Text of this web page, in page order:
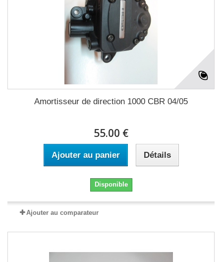
Amortisseur de direction 1000 CBR 04/05
55.00 €
Ajouter au panier Détails
Disponible
Ajouter au comparateur